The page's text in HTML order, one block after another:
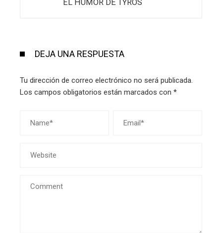
EL HUMOR DE TYROS
DEJA UNA RESPUESTA
Tu dirección de correo electrónico no será publicada.
Los campos obligatorios están marcados con *